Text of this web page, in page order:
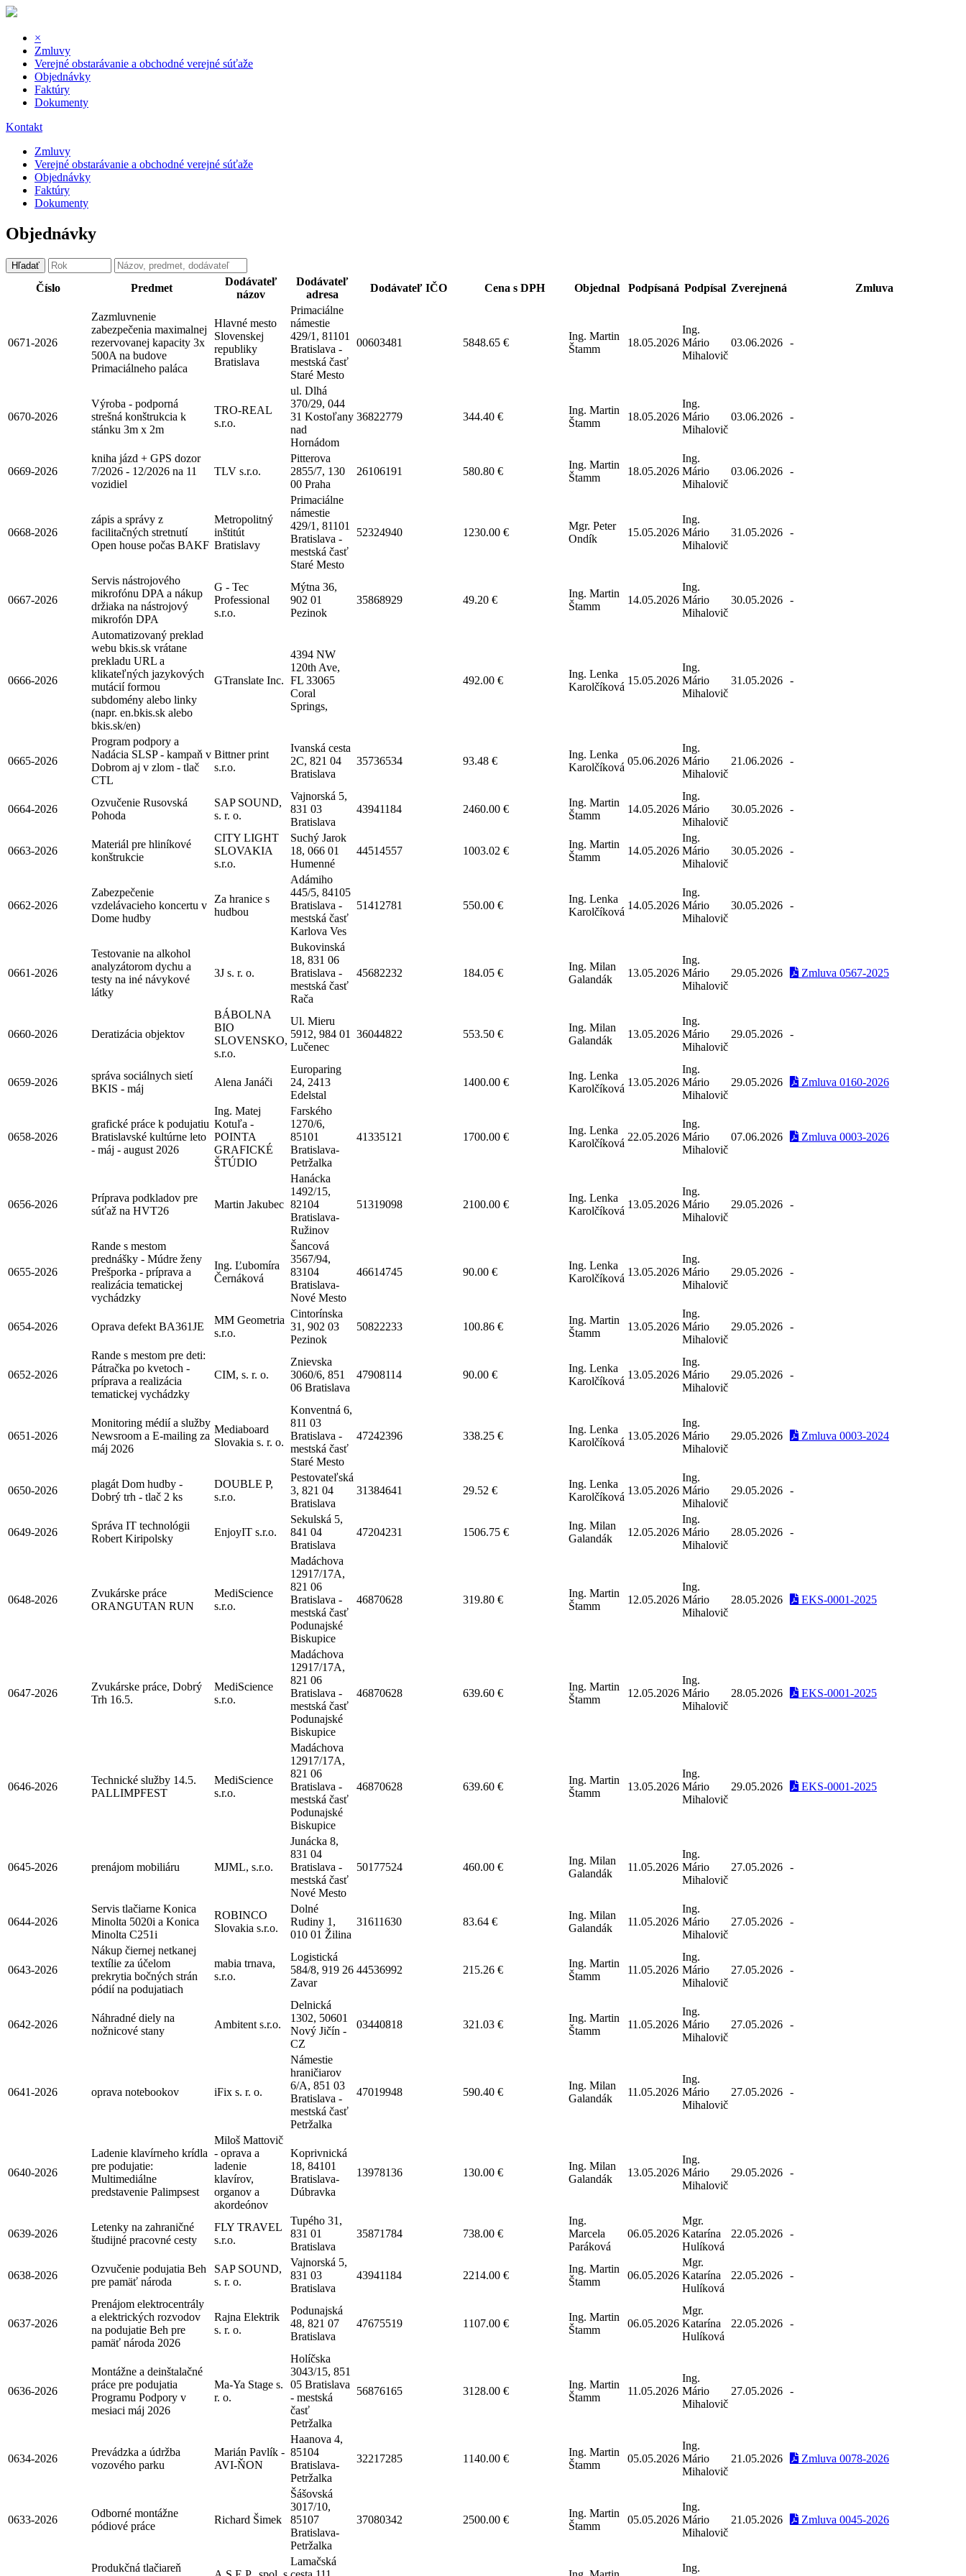
×
Zmluvy
Verejné obstarávanie a obchodné verejné súťaže
Objednávky
Faktúry
Dokumenty
Kontakt
Zmluvy
Verejné obstarávanie a obchodné verejné súťaže
Objednávky
Faktúry
Dokumenty
Objednávky
Hľadať
Číslo Predmet
Dodávateľ
názov
Dodávateľ
adresa
Dodávateľ IČO Cena s DPH Objednal Podpísaná Podpísal Zverejnená Zmluva
0671-2026
Zazmluvnenie
zabezpečenia maximalnej
rezervovanej kapacity 3x
500A na budove
Primaciálneho paláca
Hlavné mesto
Slovenskej
republiky
Bratislava
Primaciálne
námestie
429/1, 81101
Bratislava -
mestská časť
Staré Mesto
00603481 5848.65 €
Ing. Martin
Štamm
18.05.2026
Ing.
Mário
Mihalovič
03.06.2026 -
0670-2026
Výroba - podporná
strešná konštrukcia k
stánku 3m x 2m
TRO-REAL
s.r.o.
ul. Dlhá
370/29, 044
31 Kostoľany
nad
Hornádom
36822779 344.40 €
Ing. Martin
Štamm
18.05.2026
Ing.
Mário
Mihalovič
03.06.2026 -
0669-2026
kniha jázd + GPS dozor
7/2026 - 12/2026 na 11
vozidiel
TLV s.r.o.
Pitterova
2855/7, 130
00 Praha
26106191 580.80 €
Ing. Martin
Štamm
18.05.2026
Ing.
Mário
Mihalovič
03.06.2026 -
0668-2026
zápis a správy z
facilitačných stretnutí
Open house počas BAKF
Metropolitný
inštitút
Bratislavy
Primaciálne
námestie
429/1, 81101
Bratislava -
mestská časť
Staré Mesto
52324940 1230.00 €
Mgr. Peter
Ondík
15.05.2026
Ing.
Mário
Mihalovič
31.05.2026 -
0667-2026
Servis nástrojového
mikrofónu DPA a nákup
držiaka na nástrojový
mikrofón DPA
G - Tec
Professional
s.r.o.
Mýtna 36,
902 01
Pezinok
35868929 49.20 €
Ing. Martin
Štamm
14.05.2026
Ing.
Mário
Mihalovič
30.05.2026 -
0666-2026
Automatizovaný preklad
webu bkis.sk vrátane
prekladu URL a
klikateľných jazykových
mutácií formou
subdomény alebo linky
(napr. en.bkis.sk alebo
bkis.sk/en)
GTranslate Inc.
4394 NW
120th Ave,
FL 33065
Coral
Springs,
492.00 €
Ing. Lenka
Karolčíková
15.05.2026
Ing.
Mário
Mihalovič
31.05.2026 -
0665-2026
Program podpory a
Nadácia SLSP - kampaň v
Dobrom aj v zlom - tlač
CTL
Bittner print
s.r.o.
Ivanská cesta
2C, 821 04
Bratislava
35736534 93.48 €
Ing. Lenka
Karolčíková
05.06.2026
Ing.
Mário
Mihalovič
21.06.2026 -
0664-2026
Ozvučenie Rusovská
Pohoda
SAP SOUND,
s. r. o.
Vajnorská 5,
831 03
Bratislava
43941184 2460.00 €
Ing. Martin
Štamm
14.05.2026
Ing.
Mário
Mihalovič
30.05.2026 -
0663-2026
Materiál pre hliníkové
konštrukcie
CITY LIGHT
SLOVAKIA
s.r.o.
Suchý Jarok
18, 066 01
Humenné
44514557 1003.02 €
Ing. Martin
Štamm
14.05.2026
Ing.
Mário
Mihalovič
30.05.2026 -
0662-2026
Zabezpečenie
vzdelávacieho koncertu v
Dome hudby
Za hranice s
hudbou
Adámiho
445/5, 84105
Bratislava -
mestská časť
Karlova Ves
51412781 550.00 €
Ing. Lenka
Karolčíková
14.05.2026
Ing.
Mário
Mihalovič
30.05.2026 -
0661-2026
Testovanie na alkohol
analyzátorom dychu a
testy na iné návykové
látky
3J s. r. o.
Bukovinská
18, 831 06
Bratislava -
mestská časť
Rača
45682232 184.05 €
Ing. Milan
Galandák
13.05.2026
Ing.
Mário
Mihalovič
29.05.2026 Zmluva 0567-2025
0660-2026 Deratizácia objektov
BÁBOLNA
BIO
SLOVENSKO,
s.r.o.
Ul. Mieru
5912, 984 01
Lučenec
36044822 553.50 €
Ing. Milan
Galandák
13.05.2026
Ing.
Mário
Mihalovič
29.05.2026 -
0659-2026
správa sociálnych sietí
BKIS - máj
Alena Janáči
Europaring
24, 2413
Edelstal
1400.00 €
Ing. Lenka
Karolčíková
13.05.2026
Ing.
Mário
Mihalovič
29.05.2026 Zmluva 0160-2026
0658-2026
grafické práce k podujatiu
Bratislavské kultúrne leto
- máj - august 2026
Ing. Matej
Kotuľa -
POINTA
GRAFICKÉ
ŠTÚDIO
Farského
1270/6,
85101
Bratislava-
Petržalka
41335121 1700.00 €
Ing. Lenka
Karolčíková
22.05.2026
Ing.
Mário
Mihalovič
07.06.2026 Zmluva 0003-2026
0656-2026
Príprava podkladov pre
súťaž na HVT26
Martin Jakubec
Hanácka
1492/15,
82104
Bratislava-
Ružinov
51319098 2100.00 €
Ing. Lenka
Karolčíková
13.05.2026
Ing.
Mário
Mihalovič
29.05.2026 -
0655-2026
Rande s mestom
prednášky - Múdre ženy
Prešporka - príprava a
realizácia tematickej
vychádzky
Ing. Ľubomíra
Černáková
Šancová
3567/94,
83104
Bratislava-
Nové Mesto
46614745 90.00 €
Ing. Lenka
Karolčíková
13.05.2026
Ing.
Mário
Mihalovič
29.05.2026 -
0654-2026 Oprava defekt BA361JE
MM Geometria
s.r.o.
Cintorínska
31, 902 03
Pezinok
50822233 100.86 €
Ing. Martin
Štamm
13.05.2026
Ing.
Mário
Mihalovič
29.05.2026 -
0652-2026
Rande s mestom pre deti:
Pátračka po kvetoch -
príprava a realizácia
tematickej vychádzky
CIM, s. r. o.
Znievska
3060/6, 851
06 Bratislava
47908114 90.00 €
Ing. Lenka
Karolčíková
13.05.2026
Ing.
Mário
Mihalovič
29.05.2026 -
0651-2026
Monitoring médií a služby
Newsroom a E-mailing za
máj 2026
Mediaboard
Slovakia s. r. o.
Konventná 6,
811 03
Bratislava -
mestská časť
Staré Mesto
47242396 338.25 €
Ing. Lenka
Karolčíková
13.05.2026
Ing.
Mário
Mihalovič
29.05.2026 Zmluva 0003-2024
0650-2026
plagát Dom hudby -
Dobrý trh - tlač 2 ks
DOUBLE P,
s.r.o.
Pestovateľská
3, 821 04
Bratislava
31384641 29.52 €
Ing. Lenka
Karolčíková
13.05.2026
Ing.
Mário
Mihalovič
29.05.2026 -
0649-2026
Správa IT technológii
Robert Kiripolsky
EnjoyIT s.r.o.
Sekulská 5,
841 04
Bratislava
47204231 1506.75 €
Ing. Milan
Galandák
12.05.2026
Ing.
Mário
Mihalovič
28.05.2026 -
0648-2026
Zvukárske práce
ORANGUTAN RUN
MediScience
s.r.o.
Madáchova
12917/17A,
821 06
Bratislava -
mestská časť
Podunajské
Biskupice
46870628 319.80 €
Ing. Martin
Štamm
12.05.2026
Ing.
Mário
Mihalovič
28.05.2026 EKS-0001-2025
0647-2026
Zvukárske práce, Dobrý
Trh 16.5.
MediScience
s.r.o.
Madáchova
12917/17A,
821 06
Bratislava -
mestská časť
Podunajské
Biskupice
46870628 639.60 €
Ing. Martin
Štamm
12.05.2026
Ing.
Mário
Mihalovič
28.05.2026 EKS-0001-2025
0646-2026
Technické služby 14.5.
PALLIMPFEST
MediScience
s.r.o.
Madáchova
12917/17A,
821 06
Bratislava -
mestská časť
Podunajské
Biskupice
46870628 639.60 €
Ing. Martin
Štamm
13.05.2026
Ing.
Mário
Mihalovič
29.05.2026 EKS-0001-2025
0645-2026 prenájom mobiliáru MJML, s.r.o.
Junácka 8,
831 04
Bratislava -
mestská časť
Nové Mesto
50177524 460.00 €
Ing. Milan
Galandák
11.05.2026
Ing.
Mário
Mihalovič
27.05.2026 -
0644-2026
Servis tlačiarne Konica
Minolta 5020i a Konica
Minolta C251i
ROBINCO
Slovakia s.r.o.
Dolné
Rudiny 1,
010 01 Žilina
31611630 83.64 €
Ing. Milan
Galandák
11.05.2026
Ing.
Mário
Mihalovič
27.05.2026 -
0643-2026
Nákup čiernej netkanej
textílie za účelom
prekrytia bočných strán
pódií na podujatiach
mabia trnava,
s.r.o.
Logistická
584/8, 919 26
Zavar
44536992 215.26 €
Ing. Martin
Štamm
11.05.2026
Ing.
Mário
Mihalovič
27.05.2026 -
0642-2026
Náhradné diely na
nožnicové stany
Ambitent s.r.o.
Delnická
1302, 50601
Nový Jičín -
CZ
03440818 321.03 €
Ing. Martin
Štamm
11.05.2026
Ing.
Mário
Mihalovič
27.05.2026 -
0641-2026 oprava notebookov iFix s. r. o.
Námestie
hraničiarov
6/A, 851 03
Bratislava -
mestská časť
Petržalka
47019948 590.40 €
Ing. Milan
Galandák
11.05.2026
Ing.
Mário
Mihalovič
27.05.2026 -
0640-2026
Ladenie klavírneho krídla
pre podujatie:
Multimediálne
predstavenie Palimpsest
Miloš Mattovič
- oprava a
ladenie
klavírov,
organov a
akordeónov
Koprivnická
18, 84101
Bratislava-
Dúbravka
13978136 130.00 €
Ing. Milan
Galandák
13.05.2026
Ing.
Mário
Mihalovič
29.05.2026 -
0639-2026
Letenky na zahraničné
študijné pracovné cesty
FLY TRAVEL
s.r.o.
Tupého 31,
831 01
Bratislava
35871784 738.00 €
Ing.
Marcela
Paráková
06.05.2026
Mgr.
Katarína
Hulíková
22.05.2026 -
0638-2026
Ozvučenie podujatia Beh
pre pamäť národa
SAP SOUND,
s. r. o.
Vajnorská 5,
831 03
Bratislava
43941184 2214.00 €
Ing. Martin
Štamm
06.05.2026
Mgr.
Katarína
Hulíková
22.05.2026 -
0637-2026
Prenájom elektrocentrály
a elektrických rozvodov
na podujatie Beh pre
pamäť národa 2026
Rajna Elektrik
s. r. o.
Podunajská
48, 821 07
Bratislava
47675519 1107.00 €
Ing. Martin
Štamm
06.05.2026
Mgr.
Katarína
Hulíková
22.05.2026 -
0636-2026
Montážne a deinštalačné
práce pre podujatia
Programu Podpory v
mesiaci máj 2026
Ma-Ya Stage s.
r. o.
Holíčska
3043/15, 851
05 Bratislava
- mestská
časť
Petržalka
56876165 3128.00 €
Ing. Martin
Štamm
11.05.2026
Ing.
Mário
Mihalovič
27.05.2026 -
0634-2026
Prevádzka a údržba
vozového parku
Marián Pavlík -
AVI-ŇON
Haanova 4,
85104
Bratislava-
Petržalka
32217285 1140.00 €
Ing. Martin
Štamm
05.05.2026
Ing.
Mário
Mihalovič
21.05.2026 Zmluva 0078-2026
0633-2026
Odborné montážne
pódiové práce
Richard Šimek
Šášovská
3017/10,
85107
Bratislava-
Petržalka
37080342 2500.00 €
Ing. Martin
Štamm
05.05.2026
Ing.
Mário
Mihalovič
21.05.2026 Zmluva 0045-2026
Produkčná tlačiareň
Lamačská
Ing.